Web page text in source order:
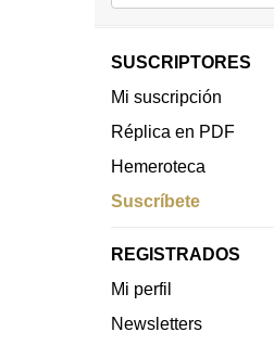
SUSCRIPTORES
Mi suscripción
Réplica en PDF
Hemeroteca
Suscríbete
REGISTRADOS
Mi perfil
Newsletters